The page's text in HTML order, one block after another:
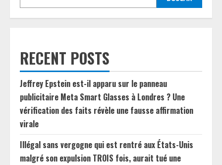
RECENT POSTS
Jeffrey Epstein est-il apparu sur le panneau
publicitaire Meta Smart Glasses à Londres ? Une
vérification des faits révèle une fausse affirmation
virale
Illégal sans vergogne qui est rentré aux États-Unis
malgré son expulsion TROIS fois, aurait tué une